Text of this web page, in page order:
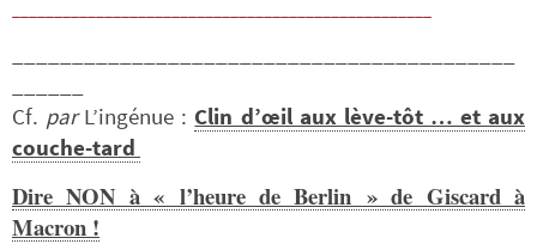
Cf. parL’ingénue : Clin d’œil aux lève-tôt … et aux
couche-tard
Dire NON à « l’heure de Berlin » de Giscard à
Macron !